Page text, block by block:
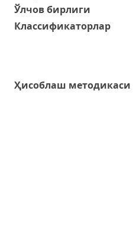
Ўлчов бирлиги
Классификаторлар
Ҳисоблаш методикаси